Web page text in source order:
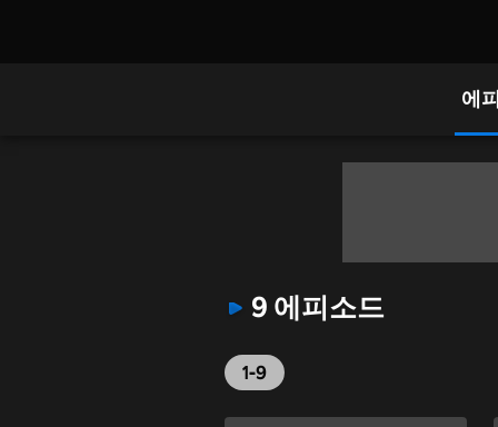
에
9 에피소드
1-9